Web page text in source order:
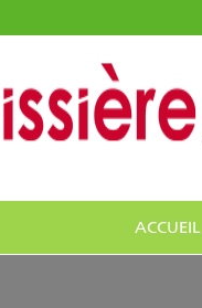
ACCUEIL